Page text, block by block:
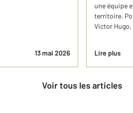
13 mai 2026
une équipe
territoire.
Victor Hugo,
Lire plus
Voir tous les articles